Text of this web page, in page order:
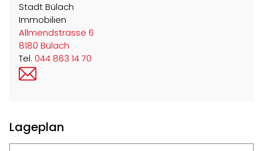
Stadt Bülach
Immobilien
Allmendstrasse 6
8180 Bülach
Tel. 044 863 14 70
immobilien@buelach.ch
Lageplan